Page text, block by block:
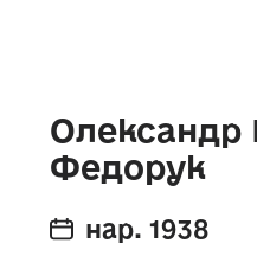
Олександр
Федорук
нар. 1938